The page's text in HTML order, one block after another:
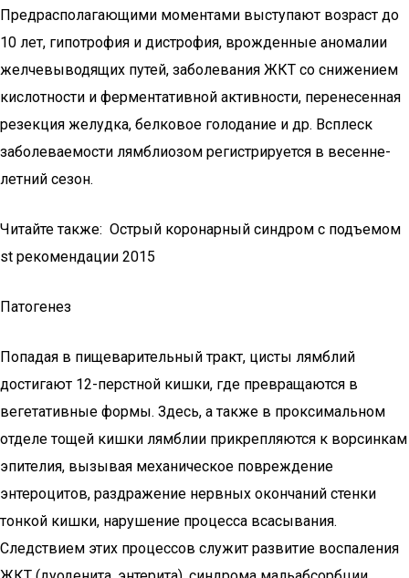
Предрасполагающими моментами выступают возраст до
10 лет, гипотрофия и дистрофия, врожденные аномалии
желчевыводящих путей, заболевания ЖКТ со снижением
кислотности и ферментативной активности, перенесенная
резекция желудка, белковое голодание и др. Всплеск
заболеваемости лямблиозом регистрируется в весенне-
летний сезон.
Читайте также: Острый коронарный синдром с подъемом
st рекомендации 2015
Патогенез
Попадая в пищеварительный тракт, цисты лямблий
достигают 12-перстной кишки, где превращаются в
вегетативные формы. Здесь, а также в проксимальном
отделе тощей кишки лямблии прикрепляются к ворсинкам
эпителия, вызывая механическое повреждение
энтероцитов, раздражение нервных окончаний стенки
тонкой кишки, нарушение процесса всасывания.
Следствием этих процессов служит развитие воспаления